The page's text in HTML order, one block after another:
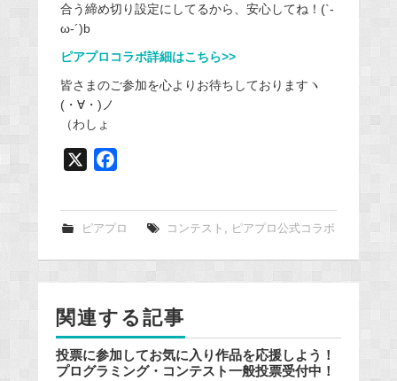
合う締め切り設定にしてるから、安心してね！(`-
ω-´)b
ピアプロコラボ詳細はこちら>>
皆さまのご参加を心よりお待ちしておりますヽ
(・∀・)ノ
（わしょ
e
k
ピアプロ コンテスト , ピアプロ公式コラボ
関連する記事
投票に参加してお気に入り作品を応援しよう！
プログラミング・コンテスト一般投票受付中！